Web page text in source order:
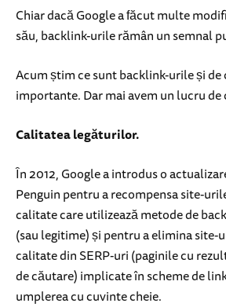
Chiar dacă Google a făcut multe
său, backlink-urile rămân un semnal
Acum știm ce sunt backlink-urile și de
importante. Dar mai avem un lucru
Calitatea legăturilor.
În 2012, Google a introdus o
Penguin pentru a recompensa site-
calitate care utilizează metode de
(sau legitime) și pentru a elimina site-
calitate din SERP-uri (paginile cu
de căutare) implicate în scheme de
umplerea cu cuvinte cheie.